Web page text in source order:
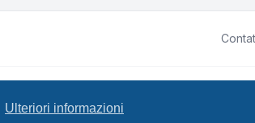
Ulteriori informazioni